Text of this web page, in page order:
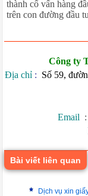
thành cố vấn hàng
trên con đường đầu
Công ty
Địa chỉ: Số 59,
Email :
Bài viết liên quan
Dịch vụ xin